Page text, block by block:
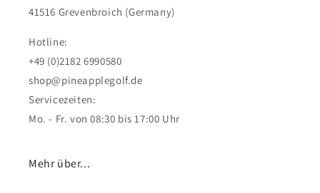
41516 Grevenbroich (Germany)
Hotline:
+49 (0)2182 6990580
shop@pineapplegolf.de
Servicezeiten:
Mo. - Fr. von 08:30 bis 17:00 Uhr
Mehr über...